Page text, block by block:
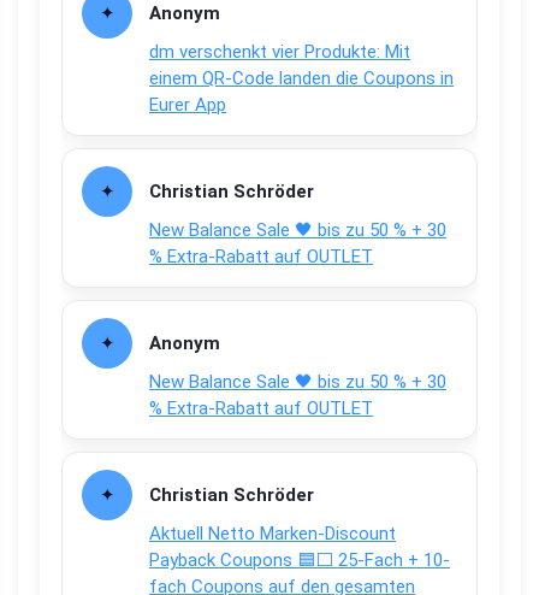
Anonym
dm verschenkt vier Produkte: Mit
einem QR-Code landen die Coupons in
Eurer App
Christian Schröder
New Balance Sale 🖤 bis zu 50 % + 30
% Extra-Rabatt auf OUTLET
Anonym
New Balance Sale 🖤 bis zu 50 % + 30
% Extra-Rabatt auf OUTLET
Christian Schröder
Aktuell Netto Marken-Discount
Payback Coupons 🟦⬜ 25-Fach + 10-
fach Coupons auf den gesamten